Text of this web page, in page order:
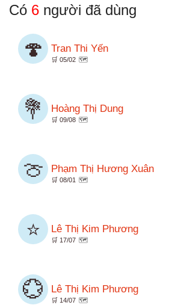
Có 6 người đã dùng
🍄 Tran Thi Yến
🛒 05/02 🗺️
💐 Hoàng Thị Dung
🛒 09/08 🗺️
🍈 Phạm Thị Hương Xuân
🛒 08/01 🗺️
⭐ Lê Thị Kim Phương
🛒 17/07 🗺️
💮 Lê Thị Kim Phương
🛒 14/07 🗺️